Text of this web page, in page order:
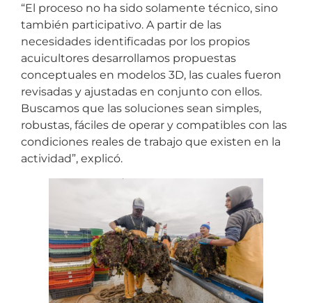
“El proceso no ha sido solamente técnico, sino
también participativo. A partir de las
necesidades identificadas por los propios
acuicultores desarrollamos propuestas
conceptuales en modelos 3D, las cuales fueron
revisadas y ajustadas en conjunto con ellos.
Buscamos que las soluciones sean simples,
robustas, fáciles de operar y compatibles con las
condiciones reales de trabajo que existen en la
actividad”, explicó.